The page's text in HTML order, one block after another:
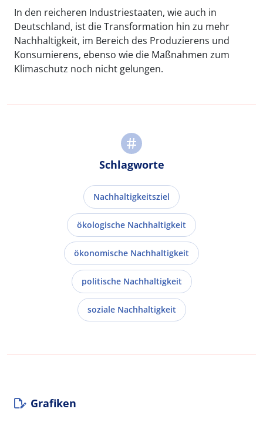
In den reicheren Industriestaaten, wie auch in
Deutschland, ist die Transformation hin zu mehr
Nachhaltigkeit, im Bereich des Produzierens und
Konsumierens, ebenso wie die Maßnahmen zum
Klimaschutz noch nicht gelungen.
Schlagworte
Nachhaltigkeitsziel
ökologische Nachhaltigkeit
ökonomische Nachhaltigkeit
politische Nachhaltigkeit
soziale Nachhaltigkeit
Grafiken